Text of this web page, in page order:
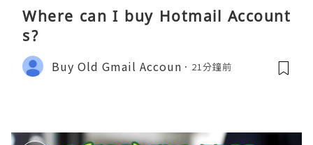
Where can I buy Hotmail Account
s?
Buy Old Gmail Accoun 21分鐘前